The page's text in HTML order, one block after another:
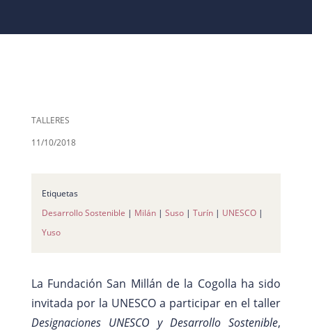
TALLERES
11/10/2018
Etiquetas
Desarrollo Sostenible | Milán| Suso| Turín| UNESCO|
Yuso
La Fundación San Millán de la Cogolla ha sido
invitada por la UNESCO a participar en el taller
Designaciones UNESCO y Desarrollo Sostenible,